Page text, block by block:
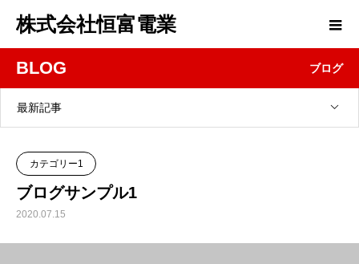
株式会社恒富電業
BLOG ブログ
最新記事
カテゴリー1
ブログサンプル1
2020.07.15